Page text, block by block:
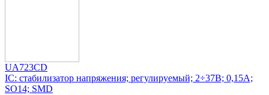
UA723CD
IC: стабилизатор напряжения; регулируемый; 2÷37В; 0,15А;
SO14; SMD